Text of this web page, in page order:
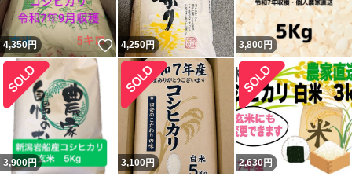
4,350円 いいね！
4,250円 3,800円
3,900円 3,100円 2,630円